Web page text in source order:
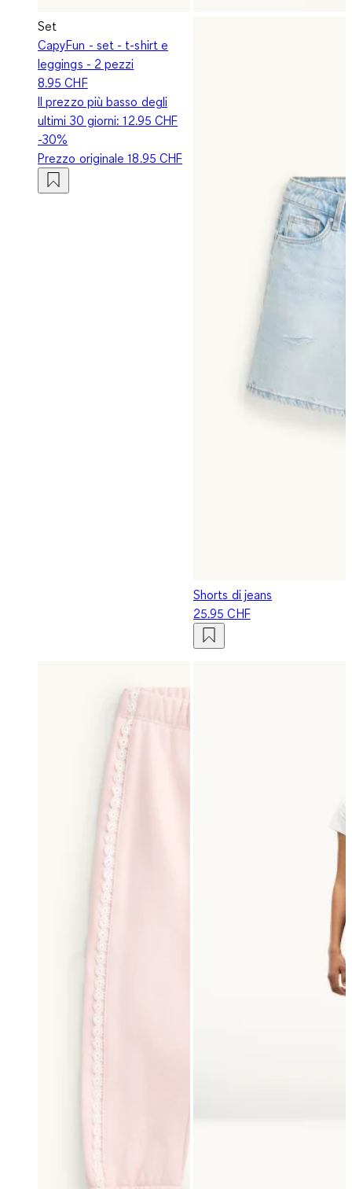
Set
CapyFun - set - t-shirt e
leggings - 2 pezzi
8.95 CHF
Il prezzo più basso degli
ultimi 30 giorni:12.95 CHF
-30%
Prezzo originale18.95 CHF
Shorts di jeans
25.95 CHF